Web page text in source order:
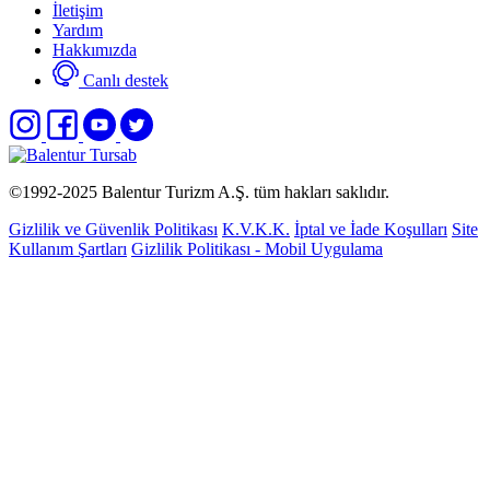
İletişim
Yardım
Hakkımızda
Canlı destek
©1992-2025 Balentur Turizm A.Ş. tüm hakları saklıdır.
Gizlilik ve Güvenlik Politikası K.V.K.K. İptal ve İade Koşulları Site
Kullanım Şartları Gizlilik Politikası - Mobil Uygulama